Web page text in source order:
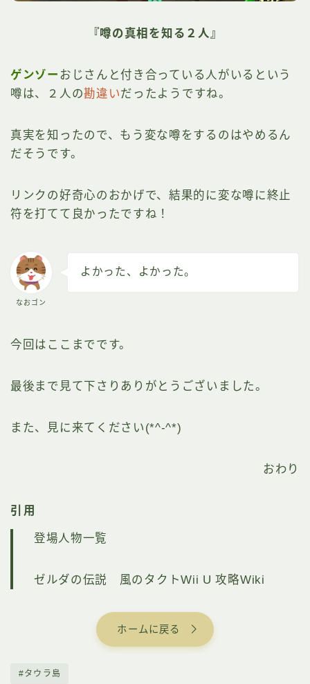
『噂の真相を知る２人』
ゲンゾー おじさんと付き合っている人がいるという
噂は、２人の勘違いだったようですね。
真実を知ったので、もう変な噂をするのはやめるん
だそうです。
リンクの好奇心のおかげで、結果的に変な噂に終止
符を打てて良かったですね！
なおゴン
よかった、よかった。
今回はここまでです。
最後まで見て下さりありがとうございました。
また、見に来てください(*^-^*)
おわり
引用
登場人物一覧
ゼルダの伝説 風のタクトWii U 攻略Wiki
ホームに戻る
#タウラ島